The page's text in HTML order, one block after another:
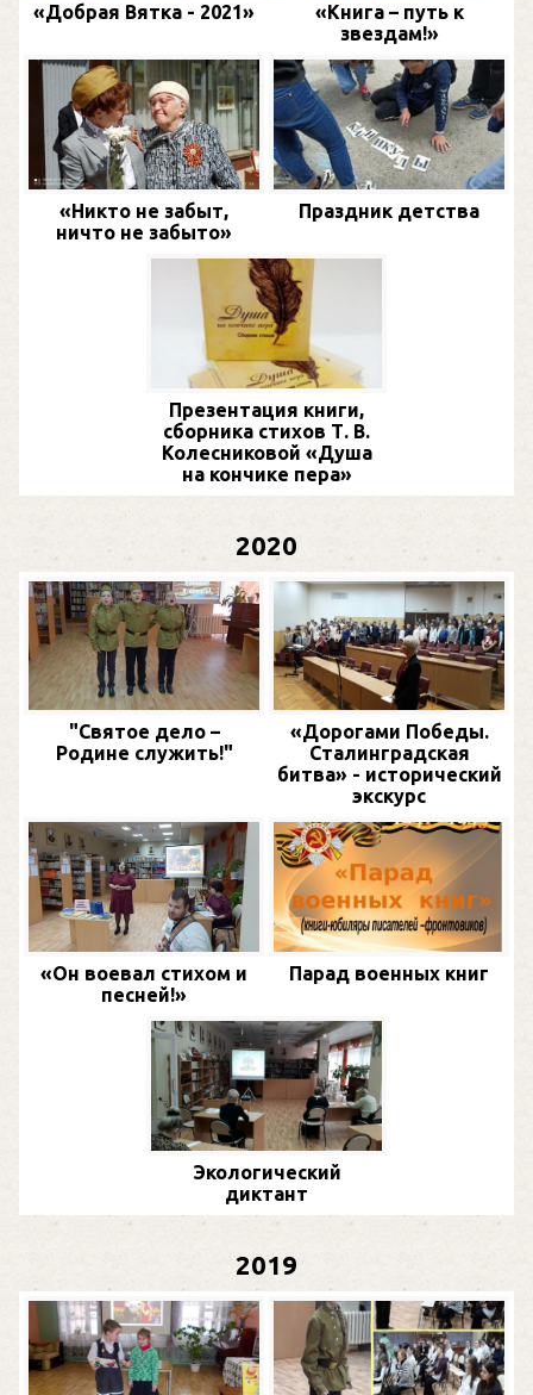
«Добрая Вятка - 2021»
«Книга – путь к
звездам!»
«Никто не забыт,
ничто не забыто»
Праздник детства
Презентация книги,
сборника стихов Т. В.
Колесниковой «Душа
на кончике пера»
2020
"Святое дело –
Родине служить!"
«Дорогами Победы.
Сталинградская
битва» - исторический
экскурс
«Он воевал стихом и
песней!»
Парад военных книг
Экологический
диктант
2019